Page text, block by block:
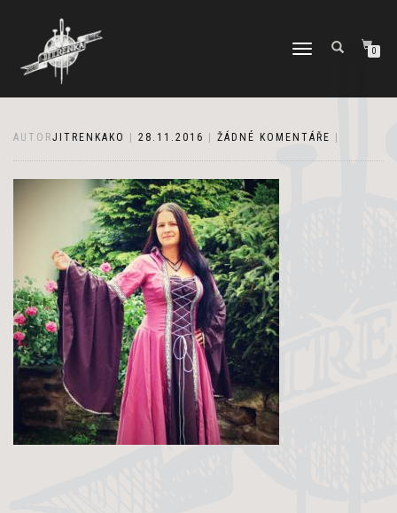
PŘEPNOUT
0
AUTORJITRENKAKO 28.11.2016 ŽÁDNÉ KOMENTÁŘE